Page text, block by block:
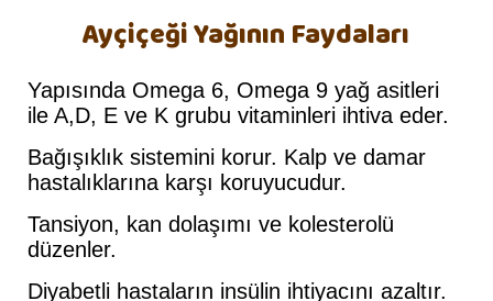
Ayçiçeği Yağının Faydaları
Yapısında Omega 6, Omega 9 yağ asitleri
ile A,D, E ve K grubu vitaminleri ihtiva eder.
Bağışıklık sistemini korur. Kalp ve damar
hastalıklarına karşı koruyucudur.
Tansiyon, kan dolaşımı ve kolesterolü
düzenler.
Diyabetli hastaların insülin ihtiyacını azaltır.